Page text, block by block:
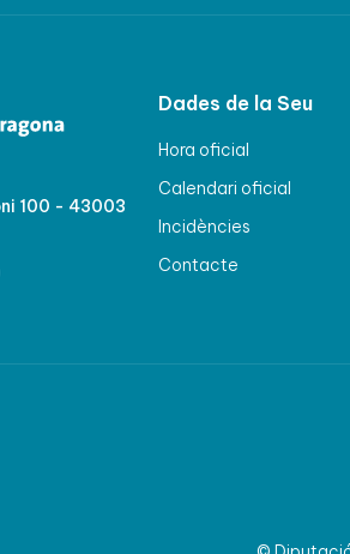
100 - 43003
Dades de la Seu
Hora oficial
Calendari oficial
Incidències
Contacte